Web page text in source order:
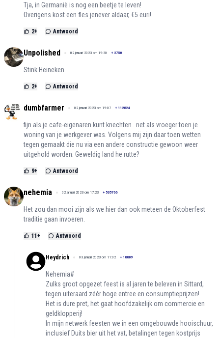
Tja, in Germanië is nog een beetje te leven!
Overigens kost een fles jenever aldaar, €5 euri!
2+ Antwoord
Unpolished 02 januari 2023 om 19:30 + 2750
Stink Heineken
2+ Antwoord
dumbfarmer 02 januari 2023 om 19:07 + 112824
fijn als je cafe-eigenaren kunt knechten.. net als vroeger toen je
woning van je werkgever was. Volgens mij zijn daar toen wetten
tegen gemaakt die nu via een andere constructie gewoon weer
uitgehold worden. Geweldig land he rutte?
9+ Antwoord
nehemia 02 januari 2023 om 17:23 + 535766
Het zou dan mooi zijn als we hier dan ook meteen de Oktoberfest
traditie gaan invoeren.
11 + Antwoord
Heydrich 03 januari 2023 om 11:02 + 18809
Nehemia#
Zulks groot opgezet feest is al jaren te beleven in Sittard,
tegen uiteraard zéér hoge entree en consumptieprijzen!
Het is dure pret, het gaat hoofdzakelijk om commercie en
geldklopperij!
In mijn netwerk feesten we in een omgebouwde hooischuur,
inclusief Duits bier uit het vat, betalingen tegen kostprijs